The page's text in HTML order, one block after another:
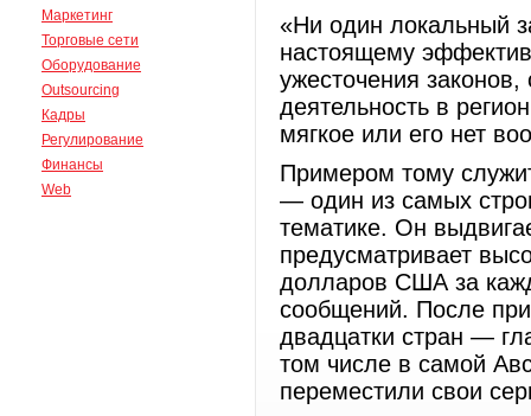
Маркетинг
Торговые сети
Оборудование
Outsourcing
Кадры
Регулирование
Финансы
Web
«Ни один локальный
настоящему
ужесточения
деятельность в
мягкое или его нет
Примером тому
— один из самых
тематике. Он
предусматривает
долларов США за
сообщений. После
двадцатки стран —
том числе в самой
переместили свои